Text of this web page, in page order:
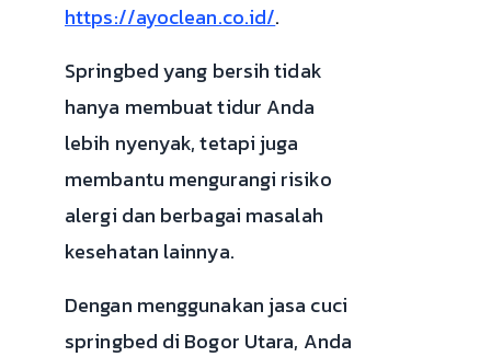
https://ayoclean.co.id/.
Springbed yang bersih tidak
hanya membuat tidur Anda
lebih nyenyak, tetapi juga
membantu mengurangi risiko
alergi dan berbagai masalah
kesehatan lainnya.
Dengan menggunakan jasa cuci
springbed di Bogor Utara, Anda